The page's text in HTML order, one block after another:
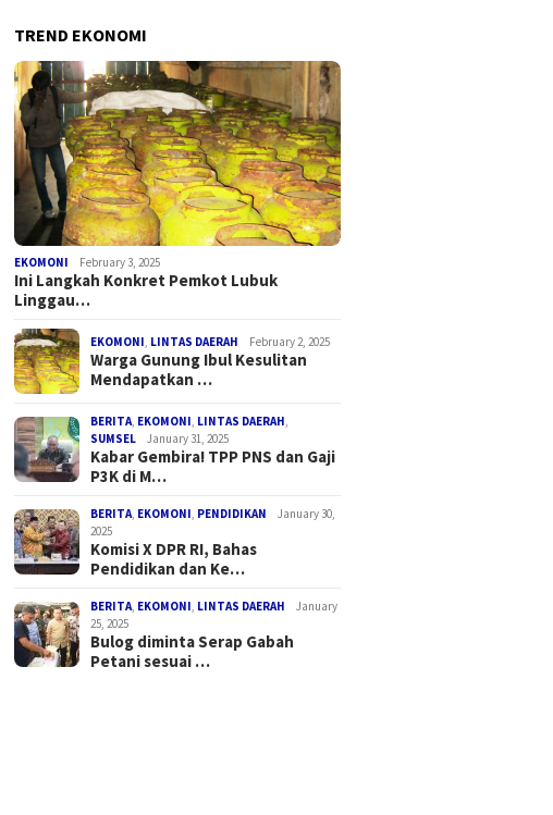
TREND EKONOMI
EKOMONI February 3, 2025
Ini Langkah Konkret Pemkot Lubuk
Linggau…
EKOMONI LINTAS DAERAH February 2, 2025
Warga Gunung Ibul Kesulitan
Mendapatkan …
BERITA EKOMONI LINTAS DAERAH
SUMSEL
January 31, 2025
Kabar Gembira! TPP PNS dan Gaji
P3K di M…
BERITA EKOMONI PENDIDIKAN
January 30,
2025
Komisi X DPR RI, Bahas
Pendidikan dan Ke…
BERITA EKOMONI LINTAS DAERAH
January
25, 2025
Bulog diminta Serap Gabah
Petani sesuai …